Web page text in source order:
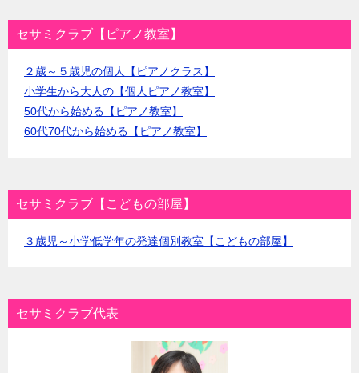
セサミクラブ【ピアノ教室】
２歳～５歳児の個人【ピアノクラス】
小学生から大人の【個人ピアノ教室】
50代から始める【ピアノ教室】
60代70代から始める【ピアノ教室】
セサミクラブ【こどもの部屋】
３歳児～小学低学年の発達個別教室【こどもの部屋】
セサミクラブ代表